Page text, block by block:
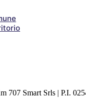
707 Smart Srls | P.I.